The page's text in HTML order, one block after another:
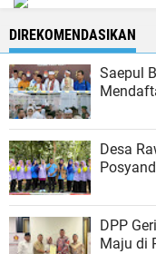
DIREKOMENDASIKAN
Saepul
Desa
DPP
Maju di